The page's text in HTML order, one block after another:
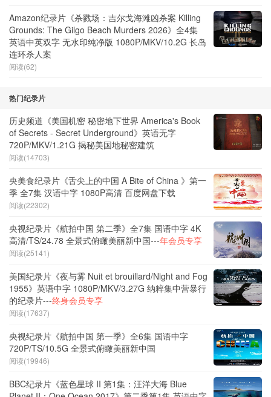
Amazon纪录片《杀戮场：吉尔戈海滩凶杀案 Killing
Grounds: The Gilgo Beach Murders 2026》全4集
英语中英双字 无水印纯净版 1080P/MKV/10.2G 长岛
连环杀人案
阅读(62)
热门纪录片
历史频道《美国机密 秘密地下世界 America's Book
of Secrets - Secret Underground》英语无字
720P/MKV/1.21G 揭秘美国地秘密建筑
阅读(14703)
央美食纪录片《舌尖上的中国 A Bite of China 》第一
季 全7集 汉语中字 1080P高清 百度网盘下载
阅读(22302)
央视纪录片《航拍中国 第二季》全7集 国语中字 4K
高清/TS/24.78 全景式俯瞰美丽新中国---年会员专享
阅读(25141)
美国纪录片《夜与雾 Nuit et brouillard/Night and Fog
1955》英语中字 1080P/MKV/3.27G 纳粹集中营暴行
的纪录片---终身会员专享
阅读(17637)
央视纪录片《航拍中国 第一季》全6集 国语中字
720P/TS/10.5G 全景式俯瞰美丽新中国
阅读(19946)
BBC纪录片《蓝色星球 II 第1集：汪洋大海 Blue